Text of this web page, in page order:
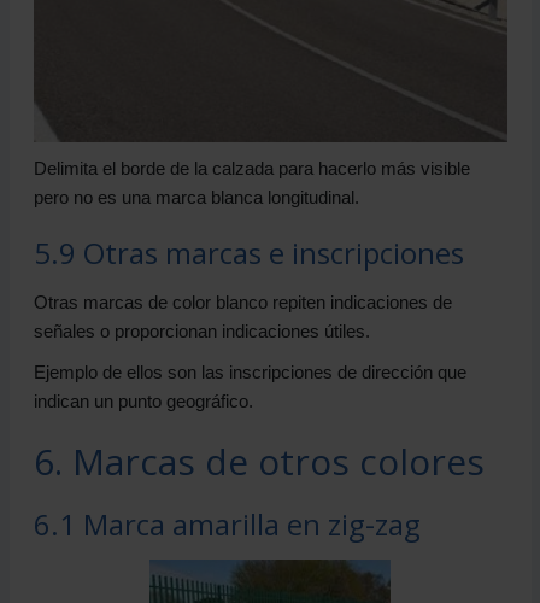
Delimita el borde de la calzada para hacerlo más visible
pero no es una marca blanca longitudinal.
5.9 Otras marcas e inscripciones
Otras marcas de color blanco repiten indicaciones de
señales o proporcionan indicaciones útiles.
Ejemplo de ellos son las inscripciones de dirección que
indican un punto geográfico.
6. Marcas de otros colores
6.1 Marca amarilla en zig-zag